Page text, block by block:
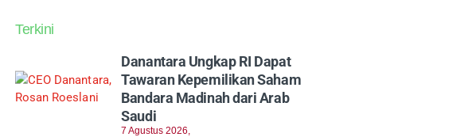
Terkini
Danantara Ungkap RI Dapat
Tawaran Kepemilikan Saham
Bandara Madinah dari Arab
Saudi
7 Agustus 2026,